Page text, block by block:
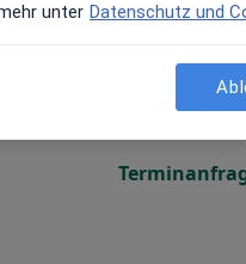
Heute Morgen
unter Datenschutz und